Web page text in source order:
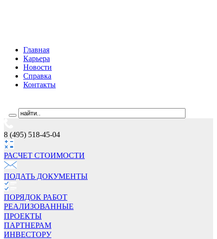
Главная
Карьера
Новости
Справка
Контакты
8 (495) 518-45-04
РАСЧЕТ СТОИМОCТИ
ПОДАТЬ ДОКУМЕНТЫ
ПОРЯДОК РАБОТ
РЕАЛИЗОВАННЫЕ
ПРОЕКТЫ
ПАРТНЕРАМ
ИНВЕСТОРУ